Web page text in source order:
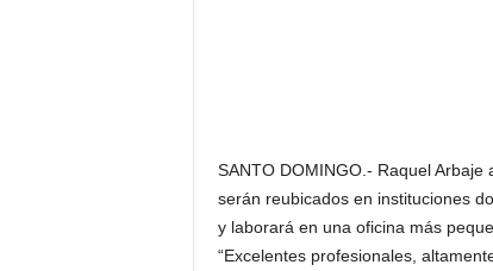
SANTO DOMINGO.- Raquel
serán reubicados en instituciones
y laborará en una oficina más
“Excelentes profesionales,